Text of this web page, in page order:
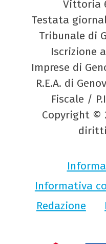
Vittoria
Testata
Tribunale di
Iscrizione
Imprese di
R.E.A. di
Fiscale /
Copyright ©
Informativa
Redazione